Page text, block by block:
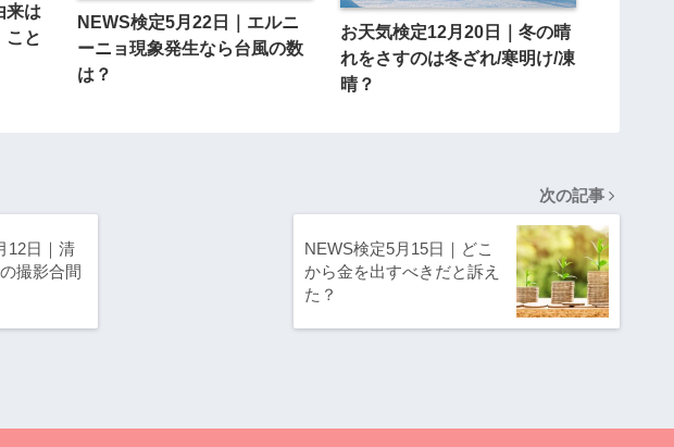
来は
こと
NEWS検定5月22日｜エルニ
ーニョ現象発生なら台風の数
は？
お天気検定12月20日｜冬の晴
れをさすのは冬ざれ/寒明け/凍
晴？
12日｜清
撮影合間
次の記事
NEWS検定5月15日｜どこ
から金を出すべきだと訴え
た？